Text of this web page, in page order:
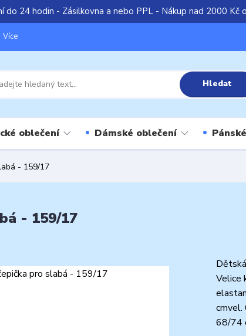
do 24 hodin - Zásilkovna a nebo PPL - Nákup nad 2000 Kč
Více
Hledat
oblečení Dámské oblečení
- 159/17
- 159/17
Velice
cmvel.
68/74